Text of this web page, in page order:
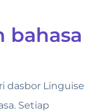
bahasa
dasbor Linguise
Setiap